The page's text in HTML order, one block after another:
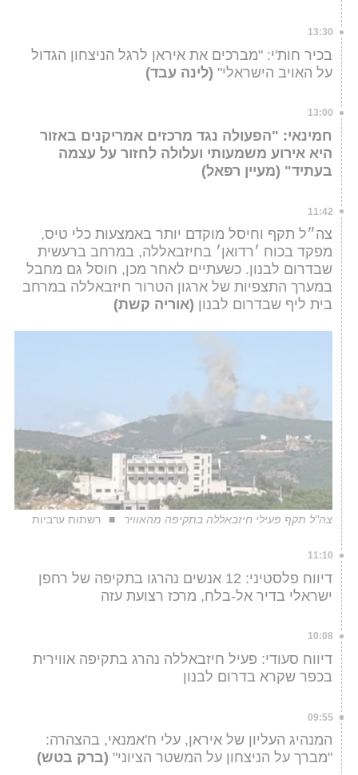
13:30
בכיר חות'י: "מברכים את איראן לרגל הניצחון הגדול
על האויב הישראלי" (לינה עבד)
13:00
חמינאי: "הפעולה נגד מרכזים אמריקנים באזור
היא אירוע משמעותי ועלולה לחזור על עצמה
בעתיד" (מעיין רפאל)
11:42
צה״ל תקף וחיסל מוקדם יותר באמצעות כלי טיס,
מפקד בכוח ׳רדואן׳ בחיזבאללה, במרחב ברעשית
שבדרום לבנון. כשעתיים לאחר מכן, חוסל גם מחבל
במערך התצפיות של ארגון הטרור חיזבאללה במרחב
בית ליף שבדרום לבנון (אוריה קשת)
צה"ל תקף פעילי חיזבאללה בתקיפה מהאוויר רשתות ערביות
11:10
דיווח פלסטיני: 12 אנשים נהרגו בתקיפה של רחפן
ישראלי בדיר אל-בלח, מרכז רצועת עזה
10:08
דיווח סעודי: פעיל חיזבאללה נהרג בתקיפה אווירית
בכפר שקרא בדרום לבנון
09:55
המנהיג העליון של איראן, עלי ח'אמנאי, בהצהרה:
"מברך על הניצחון על המשטר הציוני" (ברק בטש)